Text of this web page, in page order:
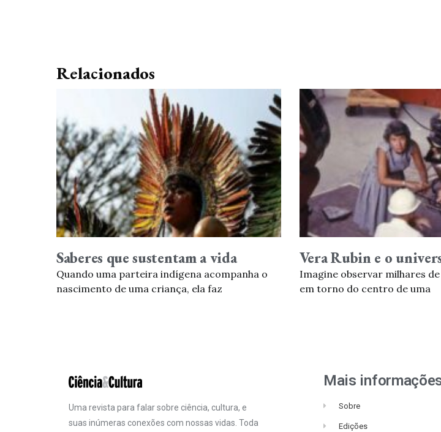
Relacionados
Saberes que sustentam a vida
Quando uma parteira indígena acompanha o
nascimento de uma criança, ela faz
Vera Rubin e o
Imagine observar milhares
em torno do centro de uma
Uma revista para falar sobre ciência, cultura, e
suas inúmeras conexões com nossas vidas. Toda
Mais
Sobre
Edições